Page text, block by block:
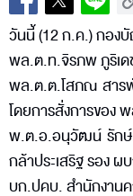
วันนี้ (12 ก.ค.) กอง
พล.ต.ท.จิรภพ ภูริเ
พล.ต.ต.โสภณ สาร
โดยการสั่งการของ
พ.ต.อ.อนุวัฒน์ รัก
กล้าประเสริฐ รอง
บก.ปคบ. สำนักงาน